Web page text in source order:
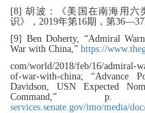
[8] 胡波：《美国在南海用六
识》，2019年第16期，第36—37
[9] Ben Doherty, “Admiral
War with China,” https://
com/world/2018/feb/16/admiral-
of-war-with-china; “Advance
Davidson, USN Expected
services.senate.gov/imo/media/